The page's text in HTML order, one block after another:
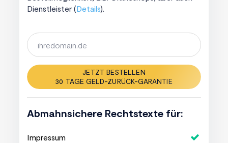
Dienstleister (Details).
JETZT BESTELLEN
30 TAGE GELD-ZURÜCK-GARANTIE
Abmahnsichere Rechtstexte für:
Impressum